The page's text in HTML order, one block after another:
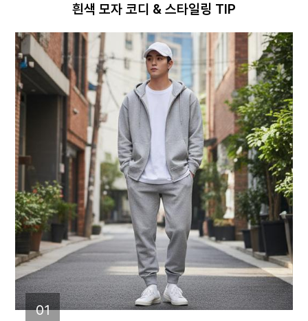
흰색 모자 코디 & 스타일링 TIP
01